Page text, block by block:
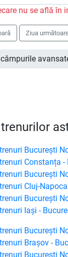
nu se află în
Ziua
București
Constanța -
București
Cluj-
București
Iași -
București
Brașov -
București